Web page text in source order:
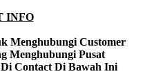
INFO
Menghubungi Customer
Menghubungi Pusat
Contact Di Bawah Ini